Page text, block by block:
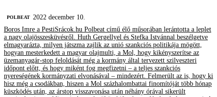
‎POLBEAT 2022 december 10.
Boros Imre a PestiSrácok.hu Polbeat című élő műsorában lerántotta a leplet
a nagy olajösszesküvésről. Huth Gergellyel és Stefka Istvánnal beszélgetve
elmagyarázta, milyen játszma zajlik az unió szankciós politikája mögött,
hogyan mesterkedett a magyar olajmulti, a Mol, hogy kikényszerítse az
üzemanyagár-stop feloldását még a kormány által tervezett szilveszteri
időpont előtt, és hogy miként fog megfizetni – a teljes szankciós
nyereségének kormányzati elvonásával – mindezért. Felmerült az is, hogy ki
hisz még a csodákban, hiszen a Mol százhalombattai finomítóját több hónap
küszködés után, az árstop visszavonása után néhány órával sikerült